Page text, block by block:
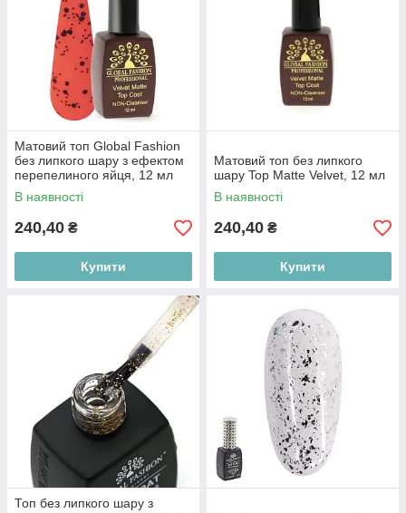
Матовий топ Global Fashion
без липкого шару з ефектом
перепелиного яйця, 12 мл
В наявності
240,40 ₴
Купити
Матовий топ без липкого
шару Top Matte Velvet, 12 мл
В наявності
240,40 ₴
Купити
Топ без липкого шару з